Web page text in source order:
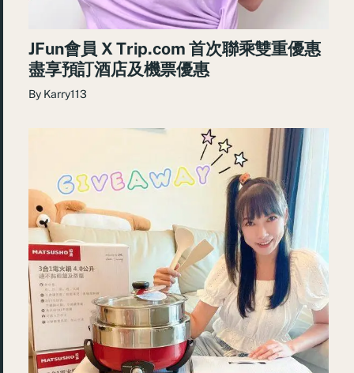
JFun會員 X Trip.com 首次聯乘雙重優惠
盡享預訂酒店及機票優惠
By Karry113